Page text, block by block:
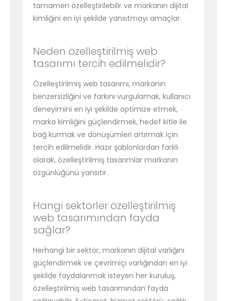
tamamen özelleştirilebilir ve markanın dijital
kimliğini en iyi şekilde yansıtmayı amaçlar.
Neden özelleştirilmiş web
tasarımı tercih edilmelidir?
Özelleştirilmiş web tasarımı, markanın
benzersizliğini ve farkını vurgulamak, kullanıcı
deneyimini en iyi şekilde optimize etmek,
marka kimliğini güçlendirmek, hedef kitle ile
bağ kurmak ve dönüşümleri artırmak için
tercih edilmelidir. Hazır şablonlardan farklı
olarak, özelleştirilmiş tasarımlar markanın
özgünlüğünü yansıtır.
Hangi sektörler özelleştirilmiş
web tasarımından fayda
sağlar?
Herhangi bir sektör, markanın dijital varlığını
güçlendirmek ve çevrimiçi varlığından en iyi
şekilde faydalanmak isteyen her kuruluş,
özelleştirilmiş web tasarımından fayda